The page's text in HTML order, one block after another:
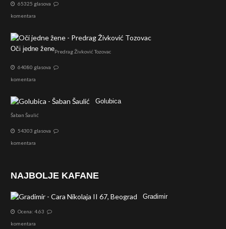
65325 glasova
komentara
Oči jedne ženePredrag Živković Tozovac
64080 glasova
komentara
Golubica
Šaban Šaulić
54303 glasova
komentara
NAJBOLJE KAFANE
Gradimir
Ocena: 4.63
komentara